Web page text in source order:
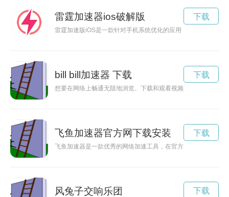
雷霆加速器ios破解版
雷霆加速版iOS是一款针对手机系统优化的应用，能够提高手机
下载
bill bill加速器 下载
想要在网络上畅通无阻地浏览、下载和观看视频？那就赶快下
下载
飞鱼加速器官方网下载安装
飞鱼加速器是一款优秀的网络加速工具，在官方网站上可以方
下载
风兔子交响乐团 下载